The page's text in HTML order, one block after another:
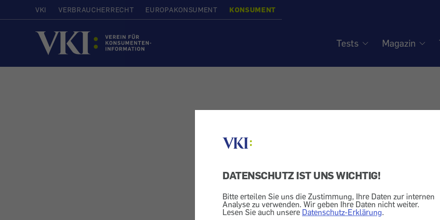
DATENSCHUTZ IST UNS WICHTIG!
Bitte erteilen Sie uns die Zustimmung, Ihre Daten zur internen
Analyse zu verwenden. Wir geben Ihre Daten nicht weiter.
Lesen Sie auch unsere Datenschutz-Erklärung.
VKI VERBRAUCHERRECHT EUROPAKONSUMENT KONSUMENT
Startseite
Tests Magazin